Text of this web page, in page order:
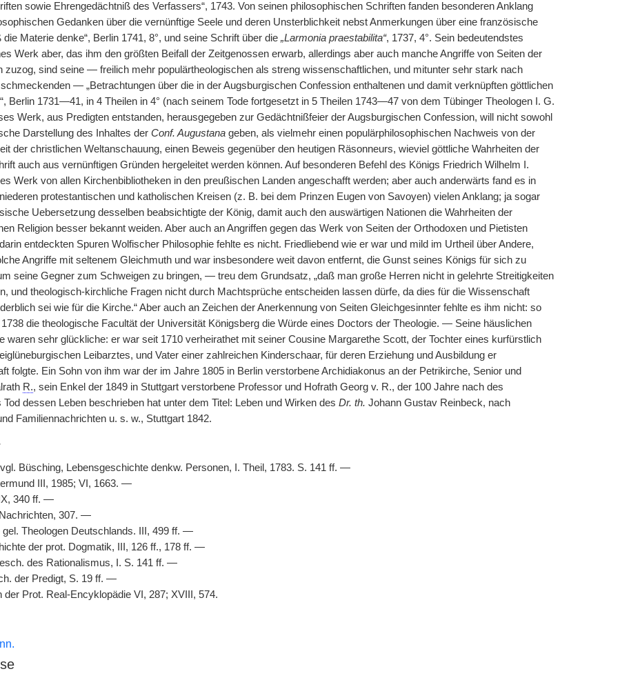
sowie Ehrengedächtniß des Verfassers“, 1743. Von seinen philosophischen Schriften fanden besonderen Anklang
Gedanken über die vernünftige Seele und deren Unsterblichkeit nebst Anmerkungen über eine französische
die Materie denke“, Berlin 1741, 8°, und seine Schrift über die „Larmonia praestabilita“, 1737, 4°. Sein bedeutendstes
Werk aber, das ihm den größten Beifall der Zeitgenossen erwarb, allerdings aber auch manche Angriffe von Seiten der
zuzog, sind seine — freilich mehr populärtheologischen als streng wissenschaftlichen, und mitunter sehr stark nach
— „Betrachtungen über die in der Augsburgischen Confession enthaltenen und damit verknüpften göttlichen
Berlin 1731—41, in 4 Theilen in 4° (nach seinem Tode fortgesetzt in 5 Theilen 1743—47 von dem Tübinger Theologen I. G.
Werk, aus Predigten entstanden, herausgegeben zur Gedächtnißfeier der Augsburgischen Confession, will nicht sowohl
Darstellung des Inhaltes der Conf. Augustanageben, als vielmehr einen populärphilosophischen Nachweis von der
der christlichen Weltanschauung, einen Beweis gegenüber den heutigen Räsonneurs, wieviel göttliche Wahrheiten der
auch aus vernünftigen Gründen hergeleitet werden können. Auf besonderen Befehl des Königs Friedrich Wilhelm I.
Werk von allen Kirchenbibliotheken in den preußischen Landen angeschafft werden; aber auch anderwärts fand es in
protestantischen und katholischen Kreisen (z. B. bei dem Prinzen Eugen von Savoyen) vielen Anklang; ja sogar
Uebersetzung desselben beabsichtigte der König, damit auch den auswärtigen Nationen die Wahrheiten der
Religion besser bekannt weiden. Aber auch an Angriffen gegen das Werk von Seiten der Orthodoxen und Pietisten
entdeckten Spuren Wolfischer Philosophie fehlte es nicht. Friedliebend wie er war und mild im Urtheil über Andere,
Angriffe mit seltenem Gleichmuth und war insbesondere weit davon entfernt, die Gunst seines Königs für sich zu
seine Gegner zum Schweigen zu bringen, — treu dem Grundsatz, „daß man große Herren nicht in gelehrte Streitigkeiten
und theologisch-kirchliche Fragen nicht durch Machtsprüche entscheiden lassen dürfe, da dies für die Wissenschaft
sei wie für die Kirche.“ Aber auch an Zeichen der Anerkennung von Seiten Gleichgesinnter fehlte es ihm nicht: so
die theologische Facultät der Universität Königsberg die Würde eines Doctors der Theologie. — Seine häuslichen
waren sehr glückliche: er war seit 1710 verheirathet mit seiner Cousine Margarethe Scott, der Tochter eines kurfürstlich
Leibarztes, und Vater einer zahlreichen Kinderschaar, für deren Erziehung und Ausbildung er
folgte. Ein Sohn von ihm war der im Jahre 1805 in Berlin verstorbene Archidiakonus an der Petrikirche, Senior und
R., sein Enkel der 1849 in Stuttgart verstorbene Professor und Hofrath Georg v. R., der 100 Jahre nach des
dessen Leben beschrieben hat unter dem Titel: Leben und Wirken des Dr. th. Johann Gustav Reinbeck, nach
Familiennachrichten u. s. w., Stuttgart 1842.
Büsching, Lebensgeschichte denkw. Personen, I. Theil, 1783. S. 141 ff. —
III, 1985; VI, 1663. —
340 ff. —
307. —
gel. Theologen Deutschlands. III, 499 ff. —
der prot. Dogmatik, III, 126 ff., 178 ff. —
des Rationalismus, I. S. 141 ff. —
der Predigt, S. 19 ff. —
der Prot. Real-Encyklopädie VI, 287; XVIII, 574.